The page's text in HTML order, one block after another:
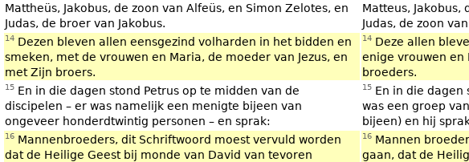
Mattheüs, Jakobus, de zoon van Alfeüs, en Simon Zelotes, en
Judas, de broer van Jakobus.
Matteus, Jakobus,
Judas, de zoon
14 Dezen bleven allen eensgezind volharden in het bidden en
smeken, met de vrouwen en Maria, de moeder van Jezus, en
met Zijn broers.
14 Deze allen
enige vrouwen en
broeders.
15 En in die dagen stond Petrus op te midden van de
discipelen – er was namelijk een menigte bijeen van
ongeveer honderdtwintig personen – en sprak:
15 En in die dagen
was een groep
bijeen) en hij
16 Mannenbroeders, dit Schriftwoord moest vervuld worden
dat de Heilige Geest bij monde van David van tevoren
16 Mannen
gaan, dat de